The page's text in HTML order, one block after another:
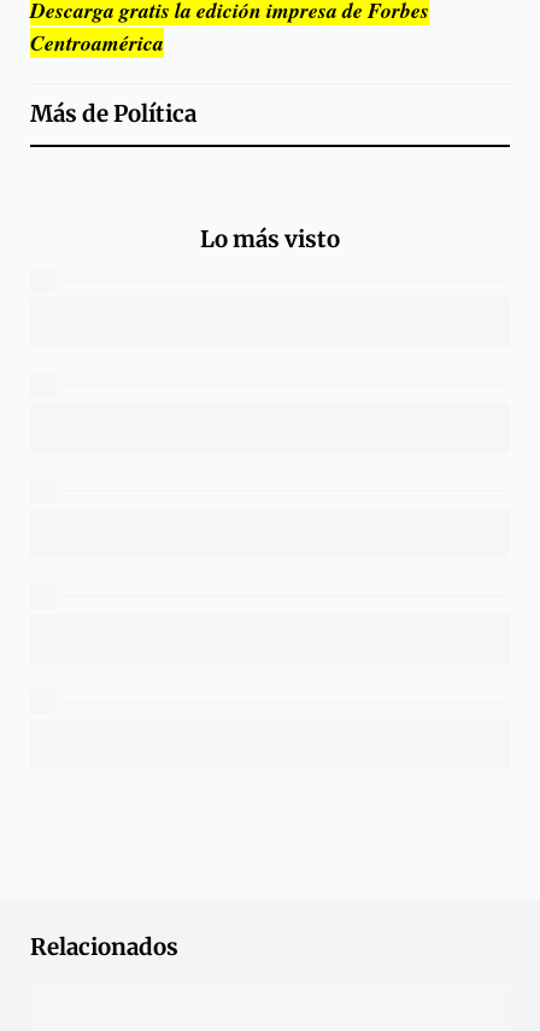
Descarga gratis la edición impresa de Forbes
Centroamérica
Más dePolítica
Lo más visto
Relacionados